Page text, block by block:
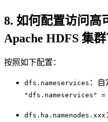
8. 如何配置访问高
Apache HDFS 集群
按照如下配置：
dfs.nameservices ：
"dfs.nameservices" =
dfs.ha.namenodes.xxx